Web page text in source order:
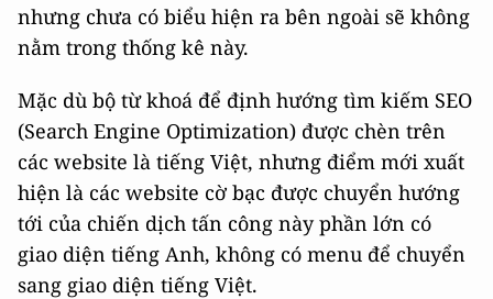
nhưng chưa có biểu hiện ra bên ngoài sẽ không
nằm trong thống kê này.
Mặc dù bộ từ khoá để định hướng tìm kiếm SEO
(Search Engine Optimization) được chèn trên
các website là tiếng Việt, nhưng điểm mới xuất
hiện là các website cờ bạc được chuyển hướng
tới của chiến dịch tấn công này phần lớn có
giao diện tiếng Anh, không có menu để chuyển
sang giao diện tiếng Việt.